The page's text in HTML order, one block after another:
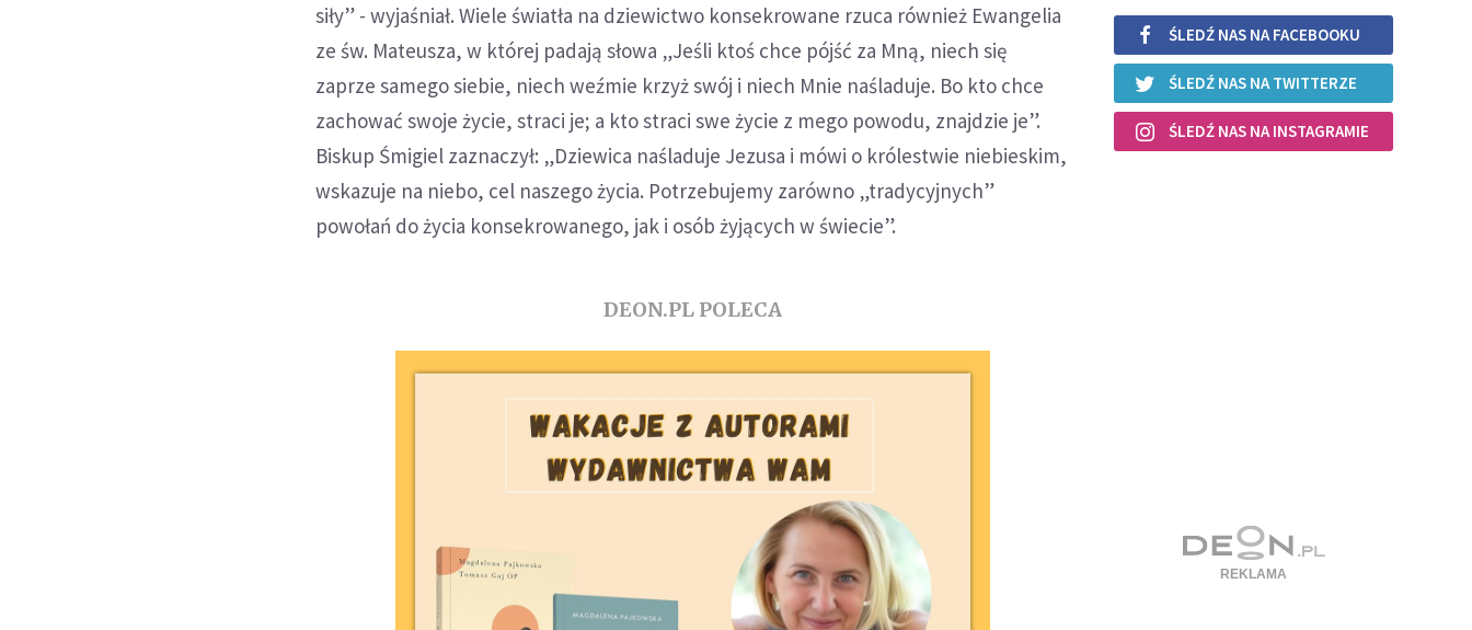
siły” - wyjaśniał. Wiele światła na dziewictwo konsekrowane rzuca również Ewangelia
ze św. Mateusza, w której padają słowa „Jeśli ktoś chce pójść za Mną, niech się
zaprze samego siebie, niech weźmie krzyż swój i niech Mnie naśladuje. Bo kto chce
zachować swoje życie, straci je; a kto straci swe życie z mego powodu, znajdzie je”.
Biskup Śmigiel zaznaczył: „Dziewica naśladuje Jezusa i mówi o królestwie niebieskim,
wskazuje na niebo, cel naszego życia. Potrzebujemy zarówno „tradycyjnych”
powołań do życia konsekrowanego, jak i osób żyjących w świecie”.
DEON.PL POLECA
ŚLEDŹ NAS NA FACEBOOKU
ŚLEDŹ NAS NA TWITTERZE
ŚLEDŹ NAS NA INSTAGRAMIE